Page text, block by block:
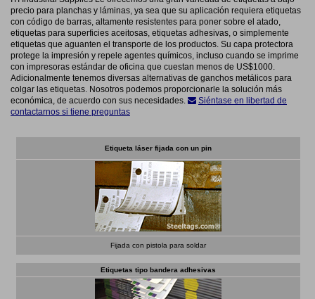
precio para planchas y láminas, ya sea que su aplicación requiera etiquetas
con código de barras, altamente resistentes para poner sobre el atado,
etiquetas para superficies aceitosas, etiquetas adhesivas, o simplemente
etiquetas que aguanten el transporte de los productos. Su capa protectora
protege la impresión y repele agentes químicos, incluso cuando se imprime
con impresoras estándar de oficina que cuestan menos de US$1000.
Adicionalmente tenemos diversas alternativas de ganchos metálicos para
colgar las etiquetas. Nosotros podemos proporcionarle la solución más
económica, de acuerdo con sus necesidades.
Siéntase en libertad de
contactarnos si tiene preguntas
Etiqueta láser fijada con un pin
Fijada con pistola para soldar
Etiquetas tipo bandera adhesivas